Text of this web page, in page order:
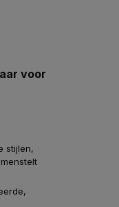
voor
stijlen,